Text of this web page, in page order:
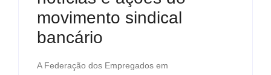
movimento sindical
bancário
A Federação dos Empregados em